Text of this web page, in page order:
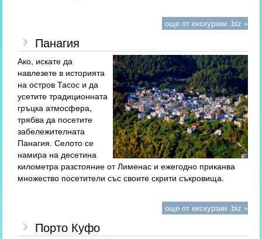
още от екскурзии .biz »
Панагия
Ако, искате да
навлезете в историята
на остров Тасос и да
усетите традиционната
гръцка атмосфера,
трябва да посетите
забележителната
Панагия. Селото се
намира на десетина
километра разстояние от Лименас и ежегодно приканва
множество посетители със своите скрити съкровища.
още от екскурзии .biz »
Порто Куфо